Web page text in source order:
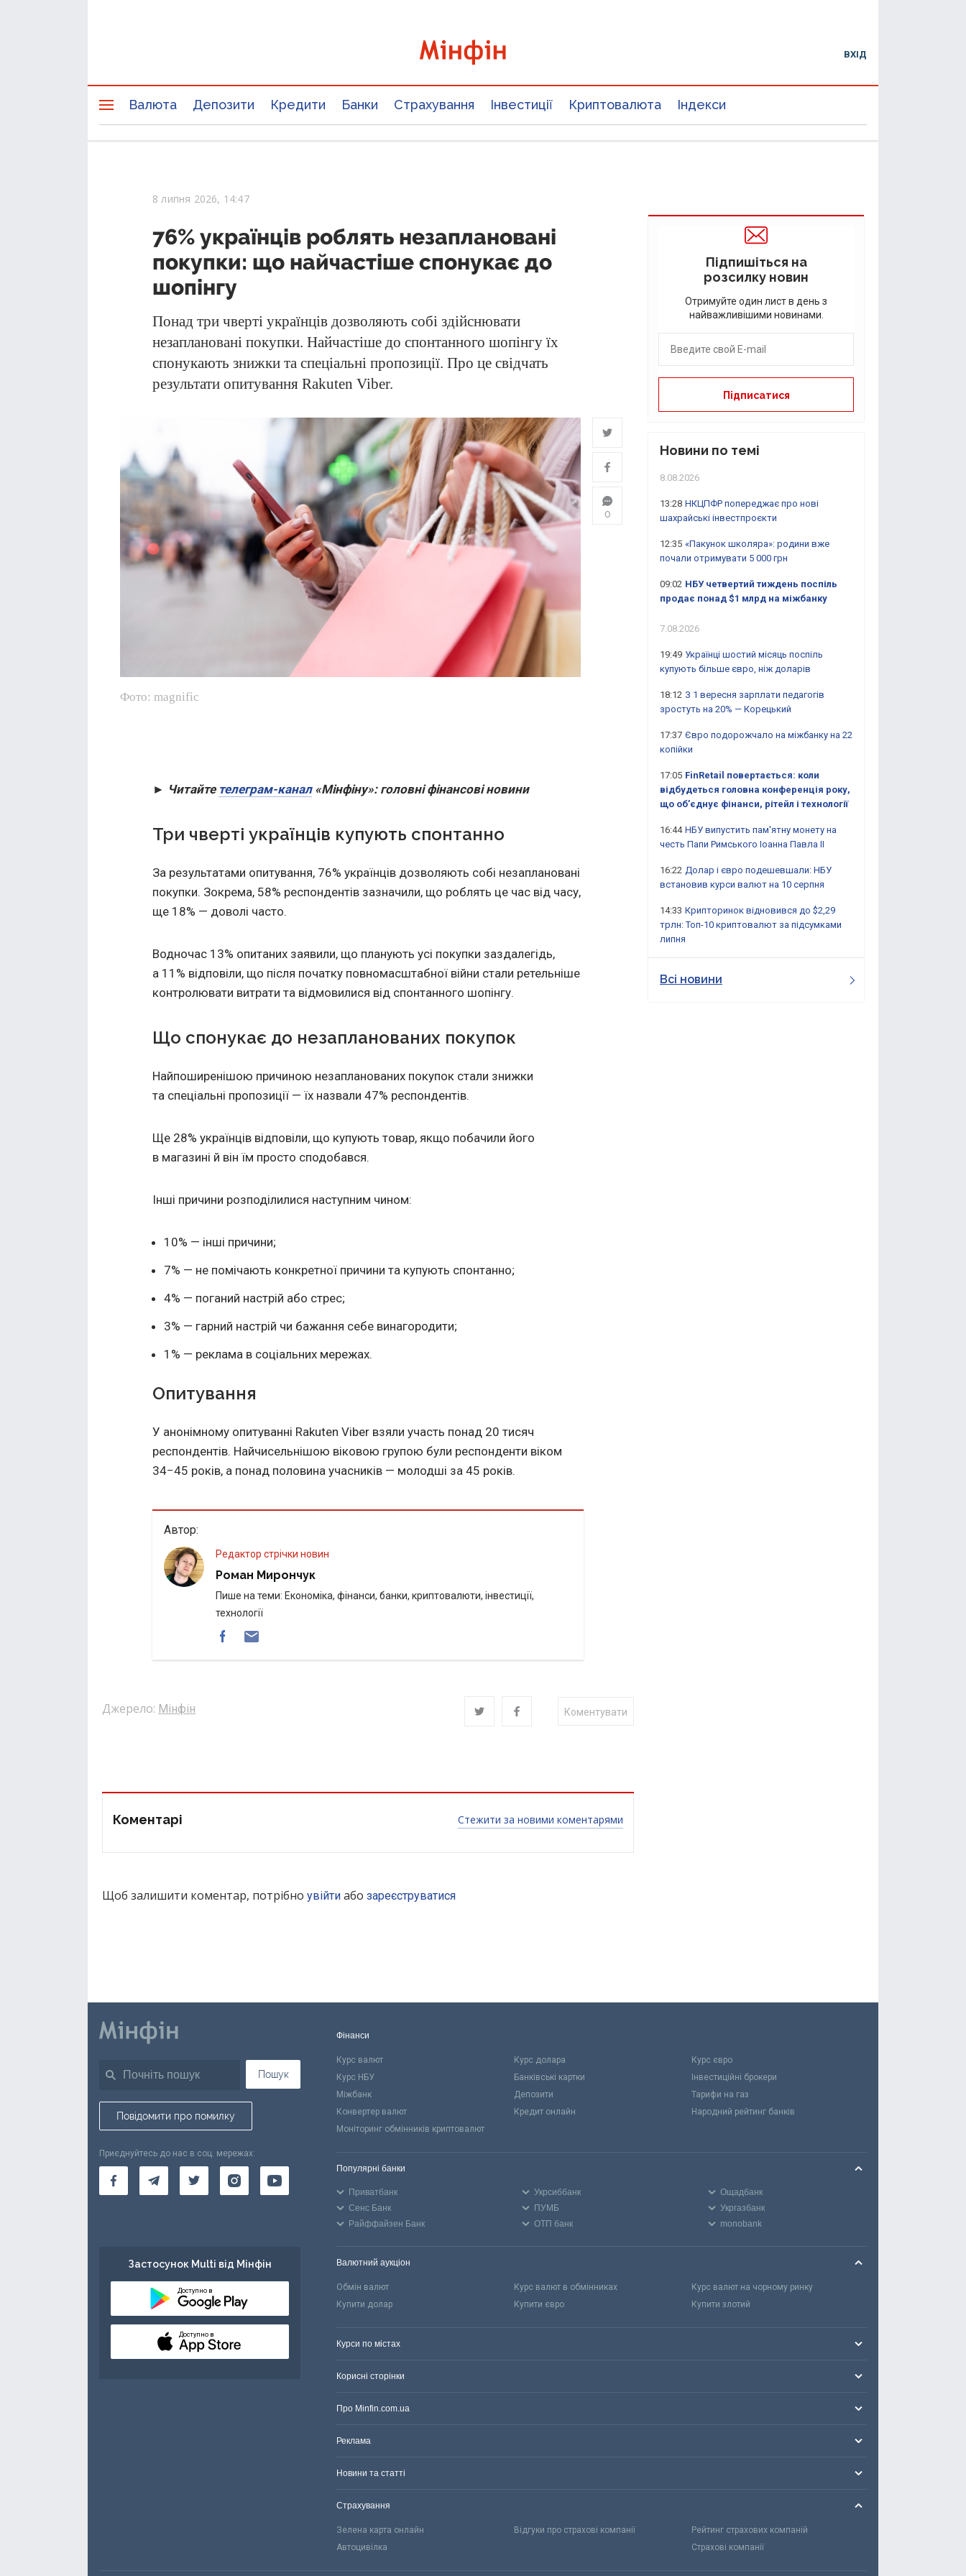
ВХІД
Валюта Депозити Кредити Банки Страхування Інвестиції Криптовалюта Індекси
8 липня 2026, 14:47
76% українців роблять незаплановані
покупки: що найчастіше спонукає до
шопінгу
Понад три чверті українців дозволяють собі здійснювати
незаплановані покупки. Найчастіше до спонтанного шопінгу їх
спонукають знижки та спеціальні пропозиції. Про це свідчать
результати опитування Rakuten Viber.
Фото: magnific
0
► Читайте телеграм-канал«Мінфіну»: головні фінансові новини
Три чверті українців купують спонтанно
За результатами опитування, 76% українців дозволяють собі незаплановані
покупки. Зокрема, 58% респондентів зазначили, що роблять це час від часу,
ще 18% — доволі часто.
Водночас 13% опитаних заявили, що планують усі покупки заздалегідь,
а 11% відповіли, що після початку повномасштабної війни стали ретельніше
контролювати витрати та відмовилися від спонтанного шопінгу.
Що спонукає до незапланованих покупок
Найпоширенішою причиною незапланованих покупок стали знижки
та спеціальні пропозиції — їх назвали 47% респондентів.
Ще 28% українців відповіли, що купують товар, якщо побачили його
в магазині й він їм просто сподобався.
Інші причини розподілилися наступним чином:
10% — інші причини;
7% — не помічають конкретної причини та купують спонтанно;
4% — поганий настрій або стрес;
3% — гарний настрій чи бажання себе винагородити;
1% — реклама в соціальних мережах.
Опитування
У анонімному опитуванні Rakuten Viber взяли участь понад 20 тисяч
респондентів. Найчисельнішою віковою групою були респонденти віком
34−45 років, а понад половина учасників — молодші за 45 років.
Автор:
Редактор стрічки новин
Роман Мирончук
Пише на теми: Економіка, фінанси, банки, криптовалюти, інвестиції,
технології
Джерело: Мінфін Коментувати
Стежити за новими коментарями
Коментарі
Щоб залишити коментар, потрібно увійти або зареєструватися
Підпишіться на
розсилку новин
Отримуйте один лист в день з
найважливішими новинами.
Новини по темі
8.08.2026
13:28 НКЦПФР попереджає про нові
шахрайські інвестпроєкти
12:35 «Пакунок школяра»: родини вже
почали отримувати 5 000 грн
09:02 НБУ четвертий тиждень поспіль
продає понад $1 млрд на міжбанку
7.08.2026
19:49 Українці шостий місяць поспіль
купують більше євро, ніж доларів
18:12 З 1 вересня зарплати педагогів
зростуть на 20% — Корецький
17:37 Євро подорожчало на міжбанку на 22
копійки
17:05 FinRetail повертається: коли
відбудеться головна конференція року,
що об’єднує фінанси, рітейл і технології
16:44 НБУ випустить пам'ятну монету на
честь Папи Римського Іоанна Павла II
16:22 Долар і євро подешевшали: НБУ
встановив курси валют на 10 серпня
14:33 Крипторинок відновився до $2,29
трлн: Топ-10 криптовалют за підсумками
липня
Всі новини
Пошук
Повідомити про помилку
Приєднуйтесь до нас в соц. мережах:
Застосунок Multi від Мінфін
Доступно в
Доступно в
Фінанси
Курс валют Курс долара
Курс євро
Курс НБУ
Банківські картки
Інвестиційні брокери
Міжбанк
Депозити
Тарифи на газ
Конвертер валют
Кредит онлайн
Народний рейтинг банків
Моніторинг обмінників криптовалют
Популярні банки
Приватбанк Укрсиббанк
Ощадбанк
Сенс Банк
ПУМБ
Укргазбанк
Райффайзен Банк
ОТП банк monobank
Валютний аукціон
Обмін валют Курс валют в обмінниках
Курс валют на чорному ринку
Купити долар
Купити євро Купити злотий
Курси по містах
Корисні сторінки
Про Minfin.com.ua
Реклама
Новини та статті
Страхування
Зелена карта онлайн Відгуки про страхові компанії
Рейтинг страхових компаній
Автоцивілка
Страхові компанії